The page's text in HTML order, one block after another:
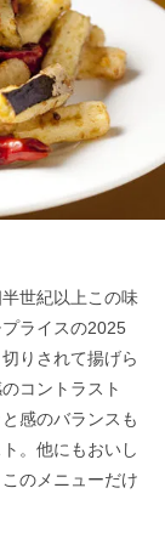
世紀以上この味
ライスの2025
りされて揚げら
コントラスト
感のバランスも
。他にもおいし
のメニューだけ